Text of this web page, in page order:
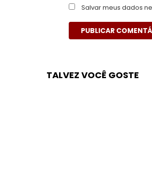
Salvar meus dados
TALVEZ VOCÊ GOSTE